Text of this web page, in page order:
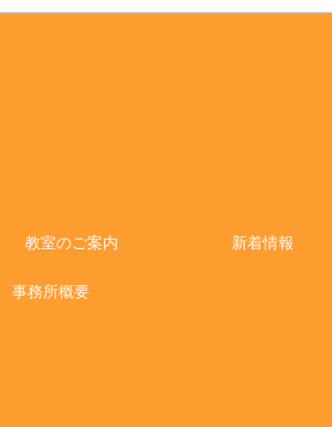
教室のご案内 新着情報
事務所概要